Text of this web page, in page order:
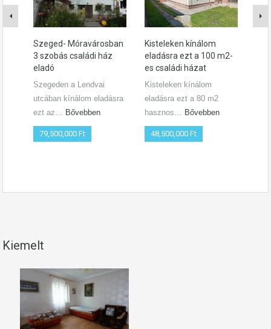
Szeged- Móravárosban
3 szobás családi ház
eladó
Szegeden a Lendvai
utcában kínálom eladásra
ezt az… Bővebben
79,500,000 Ft
Kisteleken kínálom
eladásra ezt a 100 m2-
es családi házat
Kisteleken kínálom
eladásra ezt a 80 m2
hasznos… Bővebben
48,500,000 Ft
Kiemelt